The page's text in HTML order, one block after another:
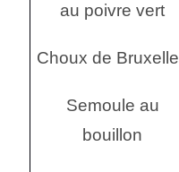
au poivre vert
Choux de
Semoule au
bouillon